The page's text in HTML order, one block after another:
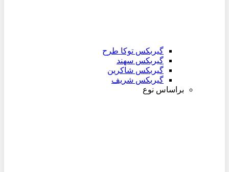
گیربکس توکا طرح
گیربکس سهند
گیربکس شاکرین
گیربکس شریف
براساس نوع